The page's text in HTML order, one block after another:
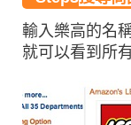
輸入樂高的名
就可以看到所